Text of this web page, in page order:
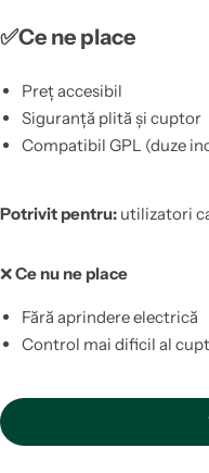
✅Ce ne place
Preț accesibil
Siguranță plită și cuptor
Compatibil GPL (duze
Potrivit pentru: utilizatori
❌Ce nu ne place
Fără aprindere electrică
Control mai dificil al